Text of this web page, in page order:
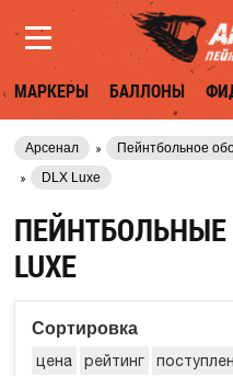
МАРКЕРЫ БАЛЛОНЫ
Арсенал Пейнтбольное
DLX Luxe
LUXE
Сортировка
цена рейтинг